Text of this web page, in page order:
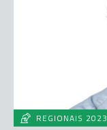
REGIONAIS 2023